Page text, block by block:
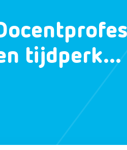
tijdperk…